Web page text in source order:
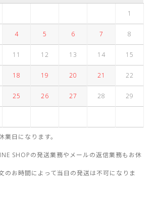
1
4 5 6 7 8
11 12 13 14 15
18 19 20 21 22
25 26 27 28 29
業日になります。
SHOPの発送業務やメールの返信業務もお休
のお時間によって当日の発送は不可になりま